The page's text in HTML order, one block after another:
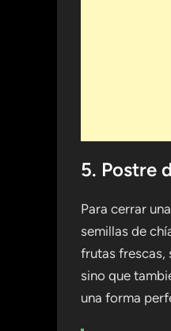
5. Postre
Para cerrar
semillas de
frutas frescas,
sino que
una forma